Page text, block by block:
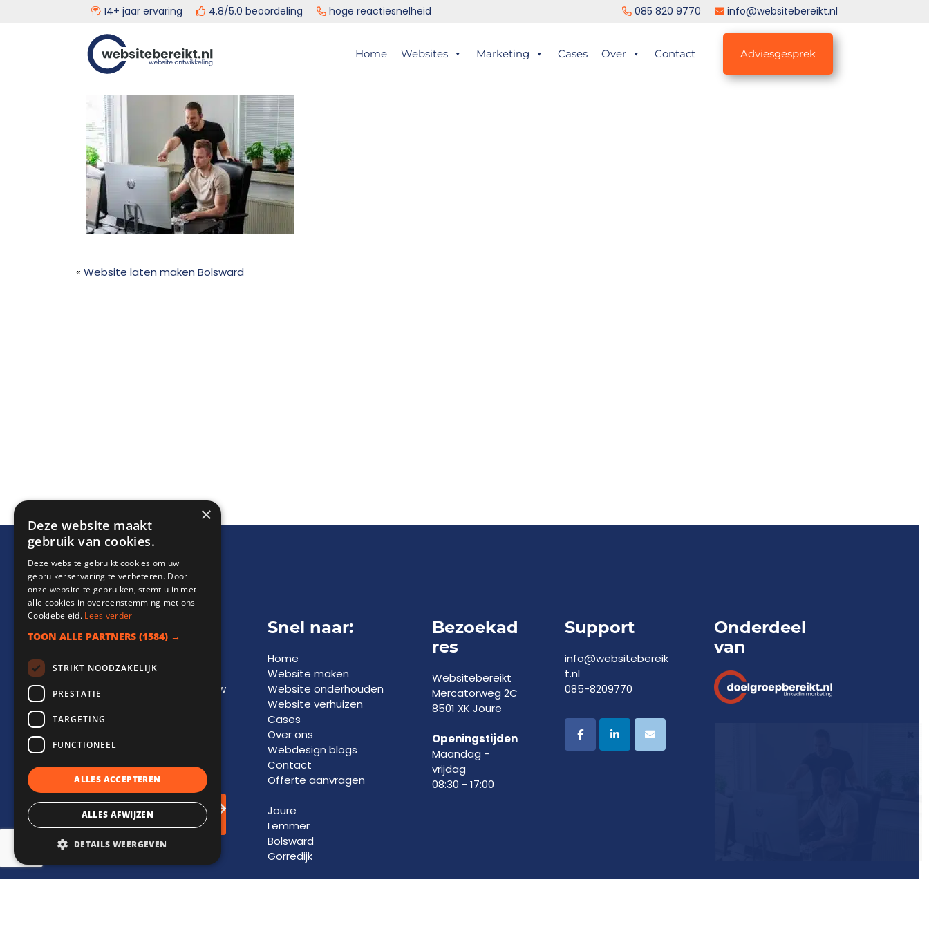
14+ jaar ervaring 4.8/5.0 beoordeling hoge reactiesnelheid 085 820 9770 info@websitebereikt.nl
Websitebereikt.nl Home Websites Marketing Cases Over Contact Adviesgesprek
« Website laten maken Bolsward
adviesgesprek biedt
inzicht in
voor jouw
voor toekomstige
informeren door onze
experts.
Adviesgesprek
inplannen!
Snel naar:
Home
Website maken
Website onderhouden
Website verhuizen
Cases
Over ons
Webdesign blogs
Contact
Offerte aanvragen
Joure
Lemmer
Bolsward
Gorredijk
Bezoekad
res
Websitebereikt
Mercatorweg 2C
8501 XK Joure
Openingstijden
Maandag -
vrijdag
08:30 - 17:00
Support
info@websitebereik
t.nl
085-8209770
Onderdeel
van
×
Deze website maakt
gebruik van cookies.
Deze website gebruikt cookies om uw
gebruikerservaring te verbeteren. Door
onze website te gebruiken, stemt u in met
alle cookies in overeenstemming met ons
Cookiebeleid. Lees verder
TOON ALLE PARTNERS (1584) →
STRIKT NOODZAKELIJK
PRESTATIE
TARGETING
FUNCTIONEEL
ALLES ACCEPTEREN
ALLES AFWIJZEN
DETAILS WEERGEVEN